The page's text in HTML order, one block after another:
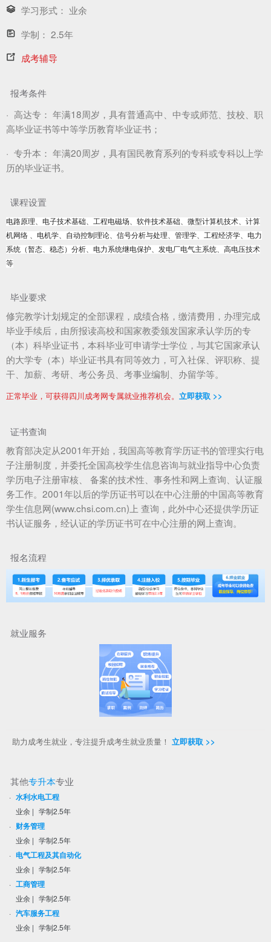
学习形式： 业余
学制： 2.5年
成考辅导
报考条件
· 高达专： 年满18周岁，具有普通高中、中专或师范、技校、职
高毕业证书等中等学历教育毕业证书；
· 专升本： 年满20周岁，具有国民教育系列的专科或专科以上学
历的毕业证书。
课程设置
电路原理、电子技术基础、工程电磁场、软件技术基础、微型计算机技术、计算
机网络 、电机学、自动控制理论、信号分析与处理、管理学、工程经济学、电力
系统（暂态、稳态）分析、电力系统继电保护、发电厂电气主系统、高电压技术
等
毕业要求
修完教学计划规定的全部课程，成绩合格，缴清费用，办理完成
毕业手续后，由所报读高校和国家教委颁发国家承认学历的专
（本）科毕业证书，本科毕业可申请学士学位，与其它国家承认
的大学专（本）毕业证书具有同等效力，可入社保、评职称、提
干、加薪、考研、考公务员、考事业编制、办留学等。
正常毕业，可获得四川成考网专属就业推荐机会。 立即获取 >>
证书查询
教育部决定从2001年开始，我国高等教育学历证书的管理实行电
子注册制度，并委托全国高校学生信息咨询与就业指导中心负责
学历电子注册审核、 备案的技术性、事务性和网上查询、认证服
务工作。2001年以后的学历证书可以在中心注册的中国高等教育
学生信息网(www.chsi.com.cn)上 查询，此外中心还提供学历证
书认证服务，经认证的学历证书可在中心注册的网上查询。
报名流程
就业服务
助力成考生就业，专注提升成考生就业质量！ 立即获取 >>
其他专升本专业
· 水利水电工程
业余 | 学制2.5年
· 财务管理
业余 | 学制2.5年
· 电气工程及其自动化
业余 | 学制2.5年
· 工商管理
业余 | 学制2.5年
· 汽车服务工程
业余 | 学制2.5年